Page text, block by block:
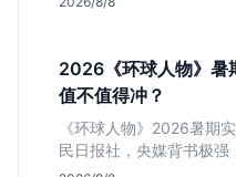
2026《环球人物》暑
值不值得冲？
《环球人物》2026暑期
民日报社，央媒背书极强
适合追求高含金量简历、